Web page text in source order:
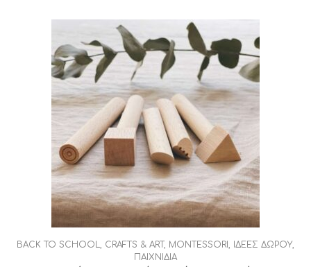
BACK TO SCHOOL, CRAFTS & ART , MONTESSORI , ΙΔΕΕΣ ΔΩΡΟΥ,
ΠΑΙΧΝΙΔΙΑ